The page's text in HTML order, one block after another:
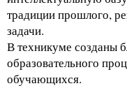
традиции прошлого,
задачи.
В техникуме созданы
образовательного
обучающихся.